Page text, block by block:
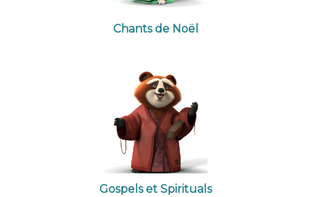
Chants de Noël
Gospels et Spirituals